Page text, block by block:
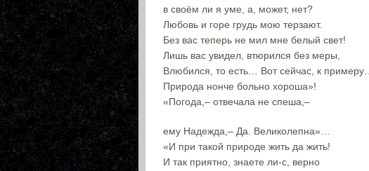
в своём ли я уме, а, может, нет?
Любовь и горе грудь мою терзают.
Без вас теперь не мил мне белый свет!
Лишь вас увидел, втюрился без меры,
Влюбился, то есть… Вот сейчас, к примеру…
Природа нонче больно хороша»!
«Погода,– отвечала не спеша,–
ему Надежда,– Да. Великолепна»…
«И при такой природе жить да жить!
И так приятно, знаете ли-с, верно